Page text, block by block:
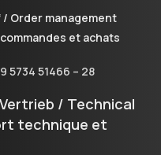
Order management
et achats
5734 51466 – 28
/ Technical
technique et